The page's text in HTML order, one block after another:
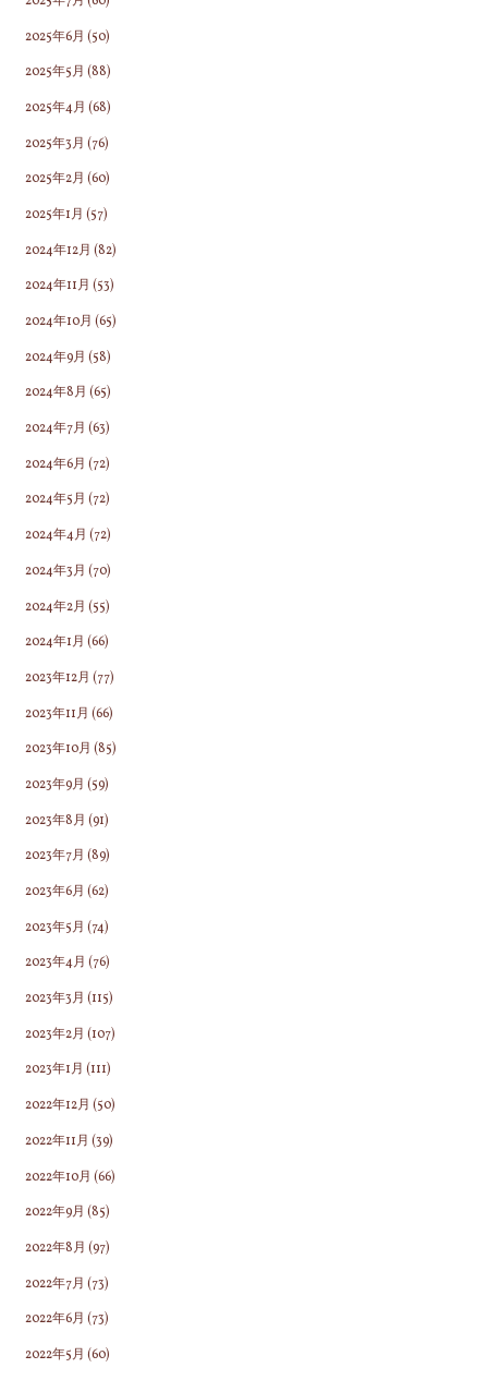
2025年6月 (50)
2025年5月 (88)
2025年4月 (68)
2025年3月 (76)
2025年2月 (60)
2025年1月 (57)
2024年12月 (82)
2024年11月 (53)
2024年10月 (65)
2024年9月 (58)
2024年8月 (65)
2024年7月 (63)
2024年6月 (72)
2024年5月 (72)
2024年4月 (72)
2024年3月 (70)
2024年2月 (55)
2024年1月 (66)
2023年12月 (77)
2023年11月 (66)
2023年10月 (85)
2023年9月 (59)
2023年8月 (91)
2023年7月 (89)
2023年6月 (62)
2023年5月 (74)
2023年4月 (76)
2023年3月 (115)
2023年2月 (107)
2023年1月 (111)
2022年12月 (50)
2022年11月 (39)
2022年10月 (66)
2022年9月 (85)
2022年8月 (97)
2022年7月 (73)
2022年6月 (73)
2022年5月 (60)